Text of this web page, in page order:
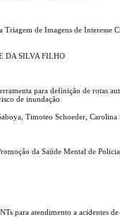
de Imagens de Interesse
DA SILVA FILHO
para definição de rotas
de inundação
Timoteo Schoeder, Carolina
da Saúde Mental de
para atendimento a acidentes